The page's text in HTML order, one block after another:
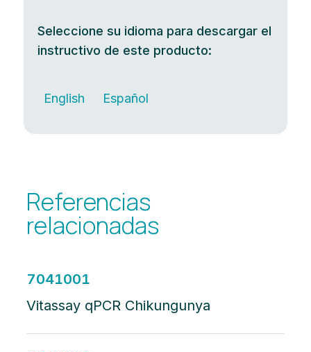
Seleccione su idioma para descargar el
instructivo de este producto:
English Español
Referencias
relacionadas
7041001
Vitassay qPCR Chikungunya